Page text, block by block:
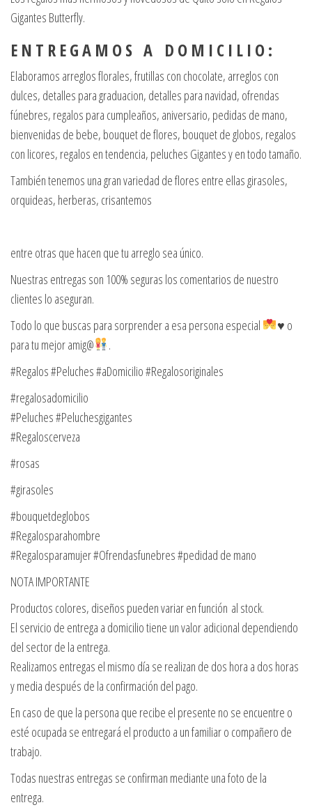
Gigantes Butterfly.
E N T R E G A M O S A D O M I C I L I O :
Elaboramos arreglos florales, frutillas con chocolate, arreglos con
dulces, detalles para graduacion, detalles para navidad, ofrendas
fúnebres, regalos para cumpleaños, aniversario, pedidas de mano,
bienvenidas de bebe, bouquet de flores, bouquet de globos, regalos
con licores, regalos en tendencia, peluches Gigantes y en todo tamaño.
También tenemos una gran variedad de flores entre ellas girasoles,
orquideas, herberas, crisantemos
entre otras que hacen que tu arreglo sea único.
Nuestras entregas son 100% seguras los comentarios de nuestro
clientes lo aseguran.
Todo lo que buscas para sorprender a esa persona especial
♥️ o
para tu mejor amig@
.
#Regalos #Peluches #aDomicilio #Regalosoriginales
#regalosadomicilio
#Peluches #Peluchesgigantes
#Regaloscerveza
#rosas
#girasoles
#bouquetdeglobos
#Regalosparahombre
#Regalosparamujer #Ofrendasfunebres #pedidad de mano
NOTA IMPORTANTE
Productos colores, diseños pueden variar en función al stock.
El servicio de entrega a domicilio tiene un valor adicional dependiendo
del sector de la entrega.
Realizamos entregas el mismo día se realizan de dos hora a dos horas
y media después de la confirmación del pago.
En caso de que la persona que recibe el presente no se encuentre o
esté ocupada se entregará el producto a un familiar o compañero de
trabajo.
Todas nuestras entregas se confirman mediante una foto de la
entrega.